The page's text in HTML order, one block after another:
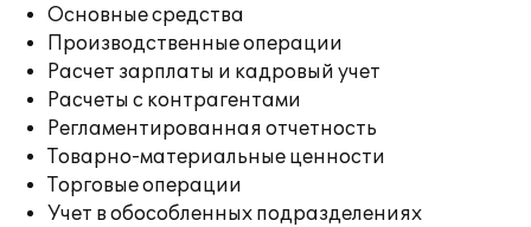
Основные средства
Производственные операции
Расчет зарплаты и кадровый учет
Расчеты с контрагентами
Регламентированная отчетность
Товарно-материальные ценности
Торговые операции
Учет в обособленных подразделениях